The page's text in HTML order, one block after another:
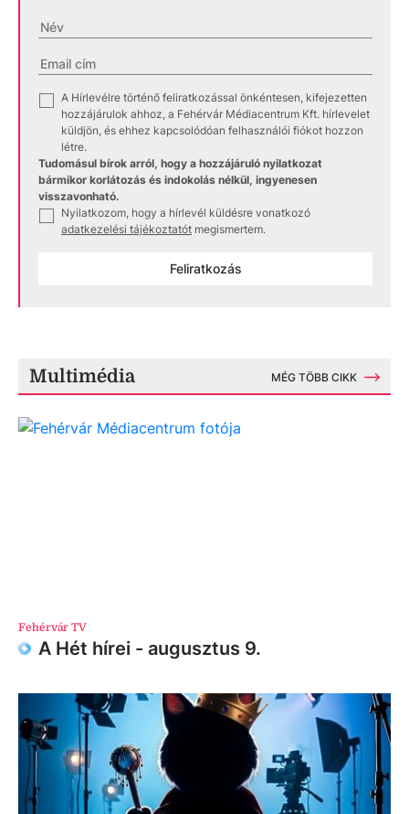
A Hírlevélre történő feliratkozással önkéntesen, kifejezetten
hozzájárulok ahhoz, a Fehérvár Médiacentrum Kft. hírlevelet
küldjön, és ehhez kapcsolódóan felhasználói fiókot hozzon
létre.
Tudomásul bírok arról, hogy a hozzájáruló nyilatkozat
bármikor korlátozás és indokolás nélkül, ingyenesen
visszavonható.
Nyilatkozom, hogy a hírlevél küldésre vonatkozó
adatkezelési tájékoztatót megismertem.
Feliratkozás
Multimédia MÉG TÖBB CIKK
Fehérvár TV
A Hét hírei - augusztus 9.